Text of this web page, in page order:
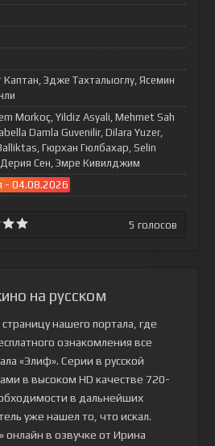
Эдже Тахталыоглу, Ясемин
Morkoç, Yildiz Asyali, Mehmet Sah
Damla Guvenilir, Dilara Yuzer,
Гюрхан Гюлбахар, Selin
Сен, Эмре Кивилджим
- 04.08.2026
5 голосов
на русском
нашего портала, где
ознакомления все
«Элиф». Серии в русской
в высоком HD качестве 720-
в дальнейших
уже нашел то, что искал.
онлайн в озвучке от Ирина